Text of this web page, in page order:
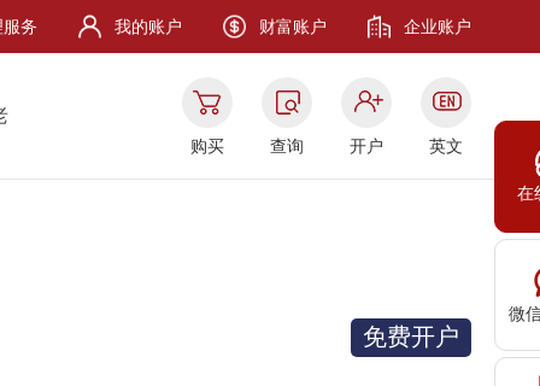
在
微
务 我的账户 财富账户 企业账户
购买 查询 开户 英文
免费开户